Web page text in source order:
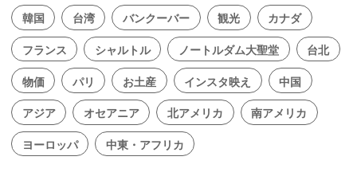
韓国 台湾 バンクーバー 観光
カナダ
フランス
シャルトル ノートルダム大聖堂
台北
物価
パリ お土産 インスタ映え
中国
アジア
オセアニア 北アメリカ
南アメリカ
ヨーロッパ
中東・アフリカ